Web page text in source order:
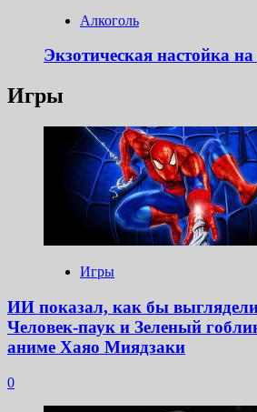
Алкоголь
Экзотическая настойка
Игры
Игры
ИИ показал, как бы
Человек-паук и Зеленый
аниме Хаяо Миядзаки
0